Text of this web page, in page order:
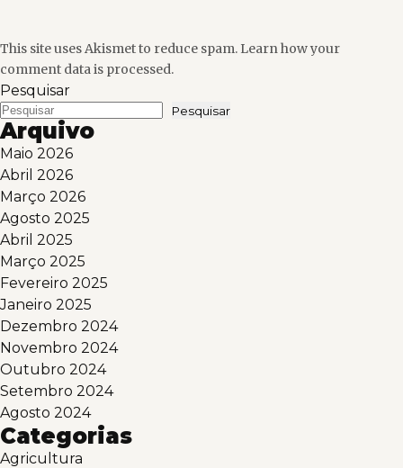
This site uses Akismet to reduce spam. Learn how your
comment data is processed.
Pesquisar
Pesquisar
Arquivo
Maio 2026
Abril 2026
Março 2026
Agosto 2025
Abril 2025
Março 2025
Fevereiro 2025
Janeiro 2025
Dezembro 2024
Novembro 2024
Outubro 2024
Setembro 2024
Agosto 2024
Categorias
Agricultura